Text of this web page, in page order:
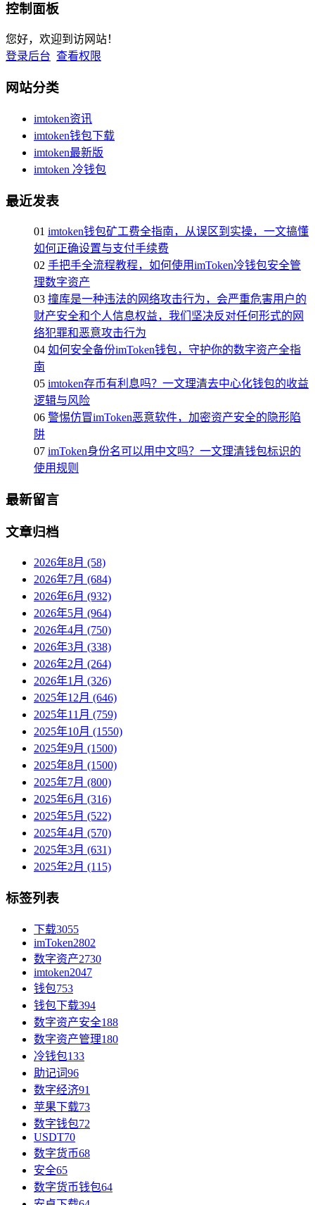
控制面板
您好，欢迎到访网站！
登录后台 查看权限
网站分类
imtoken资讯
imtoken钱包下载
imtoken最新版
imtoken 冷钱包
最近发表
01 imtoken钱包矿工费全指南，从误区到实操，一文搞懂
如何正确设置与支付手续费
02 手把手全流程教程，如何使用imToken冷钱包安全管
理数字资产
03 撞库是一种违法的网络攻击行为，会严重危害用户的
财产安全和个人信息权益，我们坚决反对任何形式的网
络犯罪和恶意攻击行为
04 如何安全备份imToken钱包，守护你的数字资产全指
南
05 imtoken存币有利息吗？一文理清去中心化钱包的收益
逻辑与风险
06 警惕仿冒imToken恶意软件，加密资产安全的隐形陷
阱
07 imToken身份名可以用中文吗？一文理清钱包标识的
使用规则
最新留言
文章归档
2026年8月 (58)
2026年7月 (684)
2026年6月 (932)
2026年5月 (964)
2026年4月 (750)
2026年3月 (338)
2026年2月 (264)
2026年1月 (326)
2025年12月 (646)
2025年11月 (759)
2025年10月 (1550)
2025年9月 (1500)
2025年8月 (1500)
2025年7月 (800)
2025年6月 (316)
2025年5月 (522)
2025年4月 (570)
2025年3月 (631)
2025年2月 (115)
标签列表
下载3055
imToken2802
数字资产2730
imtoken2047
钱包753
钱包下载394
数字资产安全188
数字资产管理180
冷钱包133
助记词96
数字经济91
苹果下载73
数字钱包72
USDT70
数字货币68
安全65
数字货币钱包64